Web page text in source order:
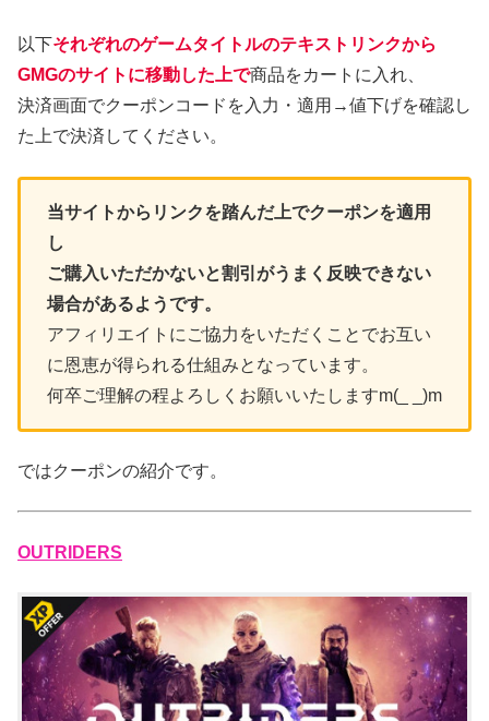
以下それぞれのゲームタイトルのテキストリンクから
GMGのサイトに移動した上で商品をカートに入れ、
決済画面でクーポンコードを入力・適用→値下げを確認し
た上で決済してください。
当サイトからリンクを踏んだ上でクーポンを適用
し
ご購入いただかないと割引がうまく反映できない
場合があるようです。
アフィリエイトにご協力をいただくことでお互い
に恩恵が得られる仕組みとなっています。
何卒ご理解の程よろしくお願いいたしますm(_ _)m
ではクーポンの紹介です。
OUTRIDERS